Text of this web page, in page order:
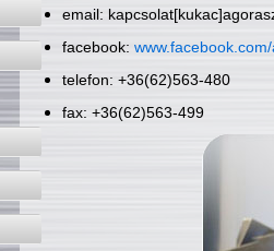
email:
facebook:
telefon: +36(62)563-480
fax: +36(62)563-499